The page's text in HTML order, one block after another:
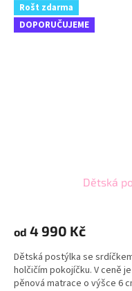
Rošt zdarma
DOPORUČUJEME
Dětská
od 4 990 Kč
Dětská postýlka se
holčičím pokojíčku. V ceně
pěnová matrace o výšce 6